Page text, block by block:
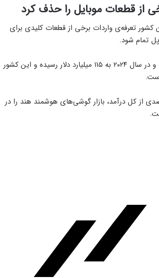
از قطعات موبایل را حذف کرد
کشور تعرفه‌ی واردات برخی از قطعات کلیدی برای
تمام شود.
تولید لوازم الکترونیکی هند در ۶ سال گذشته بیش از دو برابر شده و در سال ۲۰۲۴ به ۱۱۵ میلیارد دلار رسیده و این کشور
گزارش شرکت تحقیقاتی کانترپوینت، اپل با سهم ۲۳ درصدی از کل درآمد، بازار گوشی‌های هوشمند هند را در